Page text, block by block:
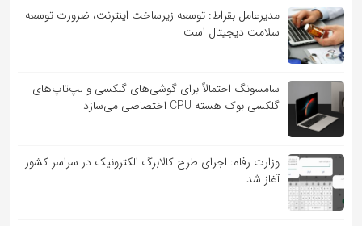
مدیرعامل بقراط: توسعه زیرساخت اینترنت، ضرورت توسعه
سلامت دیجیتال است
سامسونگ احتمالاً برای گوشی‌های گلکسی و لپ‌تاپ‌های
گلکسی بوک هسته CPU اختصاصی می‌سازد
وزارت رفاه: اجرای طرح کالابرگ الکترونیک در سراسر کشور
آغاز شد